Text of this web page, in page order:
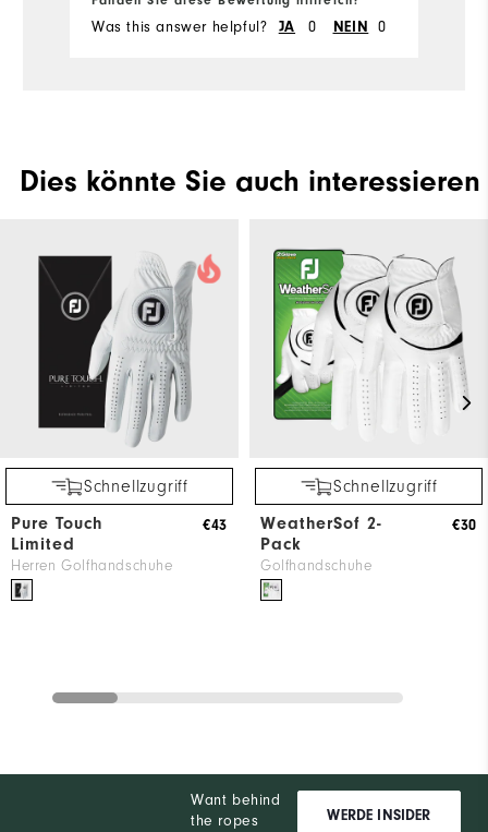
Was this answer helpful? JA 0 NEIN 0
Dies könnte Sie auch interessieren
Schnellzugriff
Pure Touch
Limited
Herren Golfhandschuhe
€43
Schnellzugriff
WeatherSof 2-
Pack
Golfhandschuhe
€30
Want behind
the ropes
WERDE INSIDER